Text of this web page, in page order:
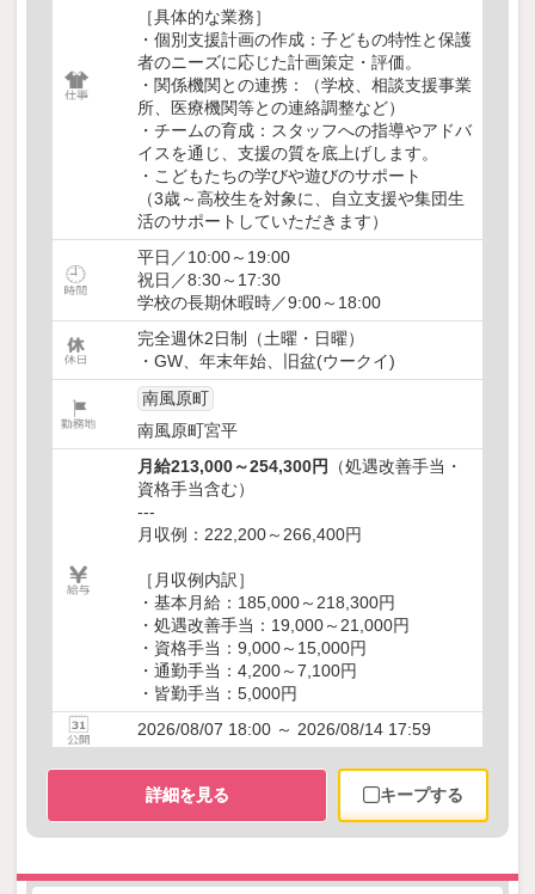
［具体的な業務］
・個別支援計画の作成：子どもの特性と保護
者のニーズに応じた計画策定・評価。
・関係機関との連携：（学校、相談支援事業
所、医療機関等との連絡調整など）
・チームの育成：スタッフへの指導やアドバ
イスを通じ、支援の質を底上げします。
・こどもたちの学びや遊びのサポート
（3歳～高校生を対象に、自立支援や集団生
活のサポートしていただきます）
平日／10:00～19:00
祝日／8:30～17:30
学校の長期休暇時／9:00～18:00
完全週休2日制（土曜・日曜）
・GW、年末年始、旧盆(ウークイ)
南風原町
南風原町宮平
月給213,000～254,300円
（処遇改善手当・
資格手当含む）
---
月収例：222,200～266,400円
［月収例内訳］
・基本月給：185,000～218,300円
・処遇改善手当：19,000～21,000円
・資格手当：9,000～15,000円
・通勤手当：4,200～7,100円
・皆勤手当：5,000円
2026/08/07 18:00 ～ 2026/08/14 17:59
詳細を見る キープする